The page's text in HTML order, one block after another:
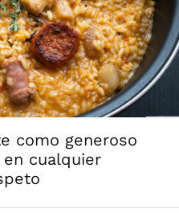
como generoso
cualquier